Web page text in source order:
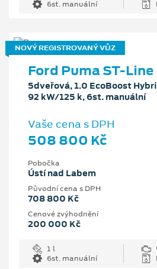
6st. manuální
NOVÝ REGISTROVANÝ VŮZ
Ford Puma ST-Line
5dveřová, 1.0 EcoBoost
92 kW/125 k, 6st. manuální
Vaše cena s DPH
508 800 Kč
Pobočka
Ústí nad Labem
Původní cena s DPH
708 800 Kč
Cenové zvýhodnění
200 000 Kč
1 l
6st. manuální